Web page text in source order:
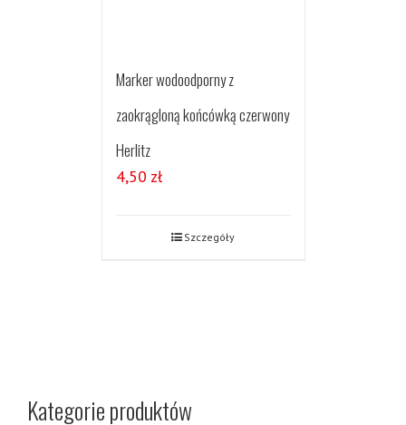
Marker wodoodporny z
zaokrągloną końcówką czerwony
Herlitz
4,50 zł
Szczegóły
Kategorie produktów